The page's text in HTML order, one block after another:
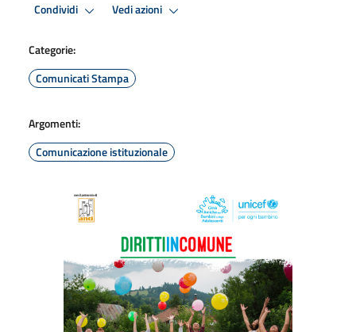
Condividi Vedi azioni
Categorie:
Comunicati Stampa
Argomenti:
Comunicazione istituzionale